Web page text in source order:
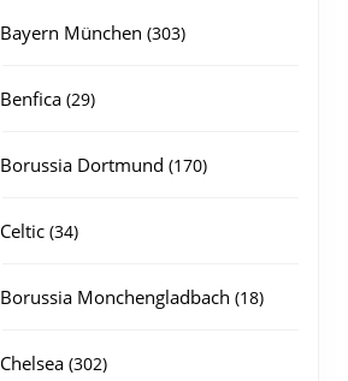
Bayern München 303303
Benfica 2929
Borussia Dortmund 170170
Celtic 3434
Borussia Monchengladbach 1818
Chelsea 302302